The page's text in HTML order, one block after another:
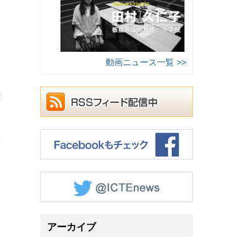
動画ニュース一覧 >>
アーカイブ